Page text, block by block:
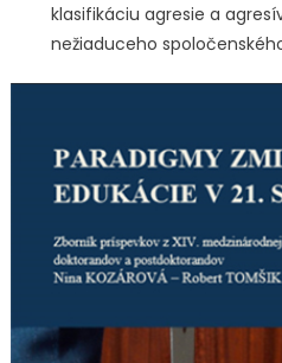
klasifikáciu agresie a
nežiaduceho